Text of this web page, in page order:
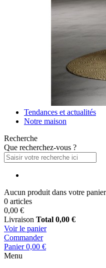
Tendances et actualités
Notre maison
Recherche
Que recherchez-vous ?
Aucun produit dans votre panier
0 articles
0,00 €
Livraison Total 0,00 €
Voir le panier
Commander
Panier 0,00 €
Menu